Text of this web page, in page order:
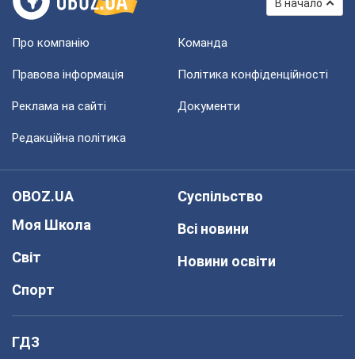
В начало
Про компанію Команда
Правова інформація Політика конфіденційності
Реклама на сайті Документи
Редакційна політика
OBOZ.UA
Моя Школа
Світ
Спорт
Суспільство
Всі новини
Новини освіти
ГДЗ